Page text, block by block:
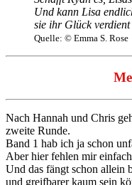
Und kann Lisa
sie ihr Glück
Quelle: © Emma S. Rose
Nach Hannah und Chris
zweite Runde.
Band 1 hab ich ja schon
Aber hier fehlen mir
Und das fängt schon allein
und greifbarer kaum sein